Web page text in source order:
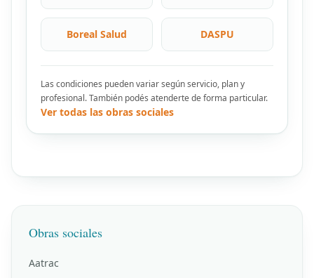
Boreal Salud DASPU
Las condiciones pueden variar según servicio, plan y
profesional. También podés atenderte de forma particular.
Ver todas las obras sociales
Obras sociales
Aatrac